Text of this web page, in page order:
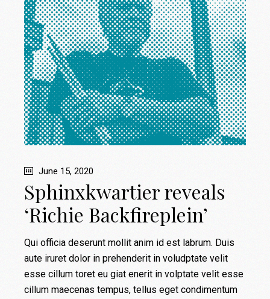
June 15, 2020
Sphinxkwartier reveals
‘Richie Backfireplein’
Qui officia deserunt mollit anim id est labrum. Duis
aute iruret dolor in prehenderit in voludptate velit
esse cillum toret eu giat enerit in volptate velit esse
cillum maecenas tempus, tellus eget condimentum